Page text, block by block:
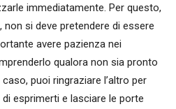
immediatamente. Per questo,
si deve pretendere di essere
avere pazienza nei
qualora non sia pronto
puoi ringraziare l’altro per
esprimerti e lasciare le porte